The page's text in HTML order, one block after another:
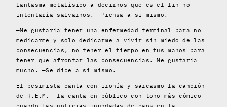
fantasma metafísico a decirnos que es el fin no
intentaría salvarnos. —Piensa a si mismo.
—Me gustaría tener una enfermedad terminal para no
medicarme y sólo dedicarme a vivir sin miedo de las
consecuencias, no tener el tiempo en tus manos para
tener que afrontar las consecuencias. Me gustaría
mucho. —Se dice a si mismo.
El pesimista canta con ironía y sarcasmo la canción
de R.E.M.
la canta en público con tono más cómico